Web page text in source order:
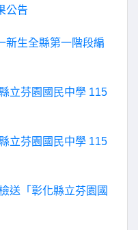
公告
新生全縣第一階段編
立芬園國民中學 115
立芬園國民中學 115
送「彰化縣立芬園國